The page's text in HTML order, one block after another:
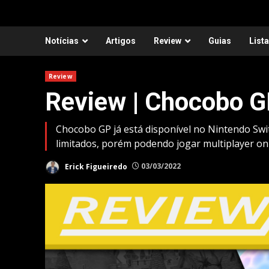
Notícias Artigos Review Guias
Review
Review | Chocobo
Chocobo GP já está disponível no Nintendo
limitados, porém podendo jogar multiplayer
Erick Figueiredo 03/03/2022